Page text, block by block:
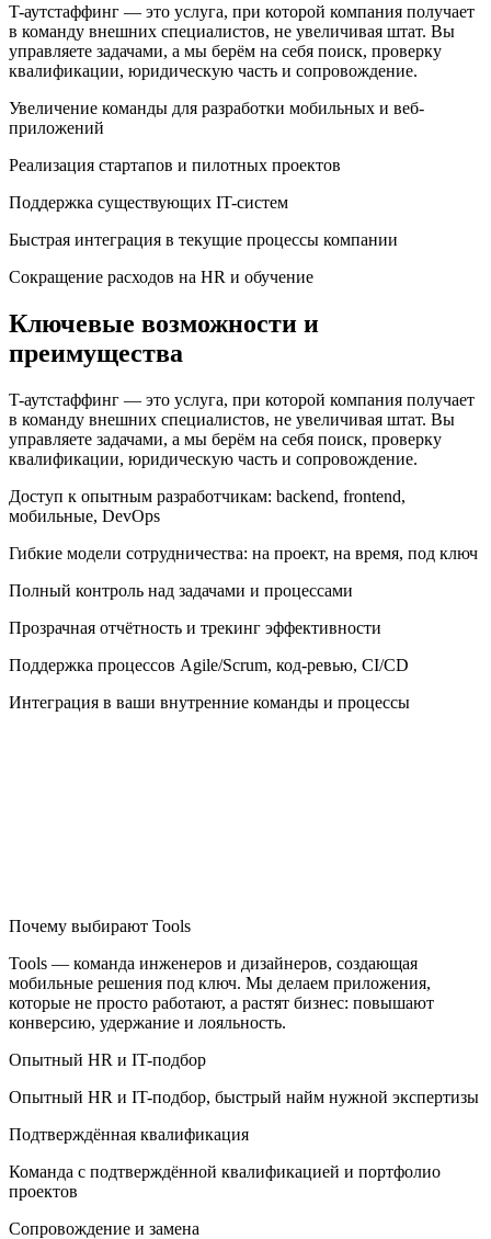
T-аутстаффинг — это услуга, при которой компания получает
в команду внешних специалистов, не увеличивая штат. Вы
управляете задачами, а мы берём на себя поиск, проверку
квалификации, юридическую часть и сопровождение.
Увеличение команды для разработки мобильных и веб-
приложений
Реализация стартапов и пилотных проектов
Поддержка существующих IT-систем
Быстрая интеграция в текущие процессы компании
Сокращение расходов на HR и обучение
Ключевые возможности и
преимущества
T-аутстаффинг — это услуга, при которой компания получает
в команду внешних специалистов, не увеличивая штат. Вы
управляете задачами, а мы берём на себя поиск, проверку
квалификации, юридическую часть и сопровождение.
Доступ к опытным разработчикам: backend, frontend,
мобильные, DevOps
Гибкие модели сотрудничества: на проект, на время, под ключ
Полный контроль над задачами и процессами
Прозрачная отчётность и трекинг эффективности
Поддержка процессов Agile/Scrum, код-ревью, CI/CD
Интеграция в ваши внутренние команды и процессы
Почему выбирают Tools
Tools — команда инженеров и дизайнеров, создающая
мобильные решения под ключ. Мы делаем приложения,
которые не просто работают, а растят бизнес: повышают
конверсию, удержание и лояльность.
Опытный HR и IT-подбор
Опытный HR и IT-подбор, быстрый найм нужной экспертизы
Подтверждённая квалификация
Команда с подтверждённой квалификацией и портфолио
проектов
Сопровождение и замена